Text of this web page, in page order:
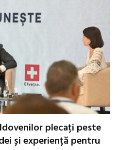
plecați peste
și experiență pentru